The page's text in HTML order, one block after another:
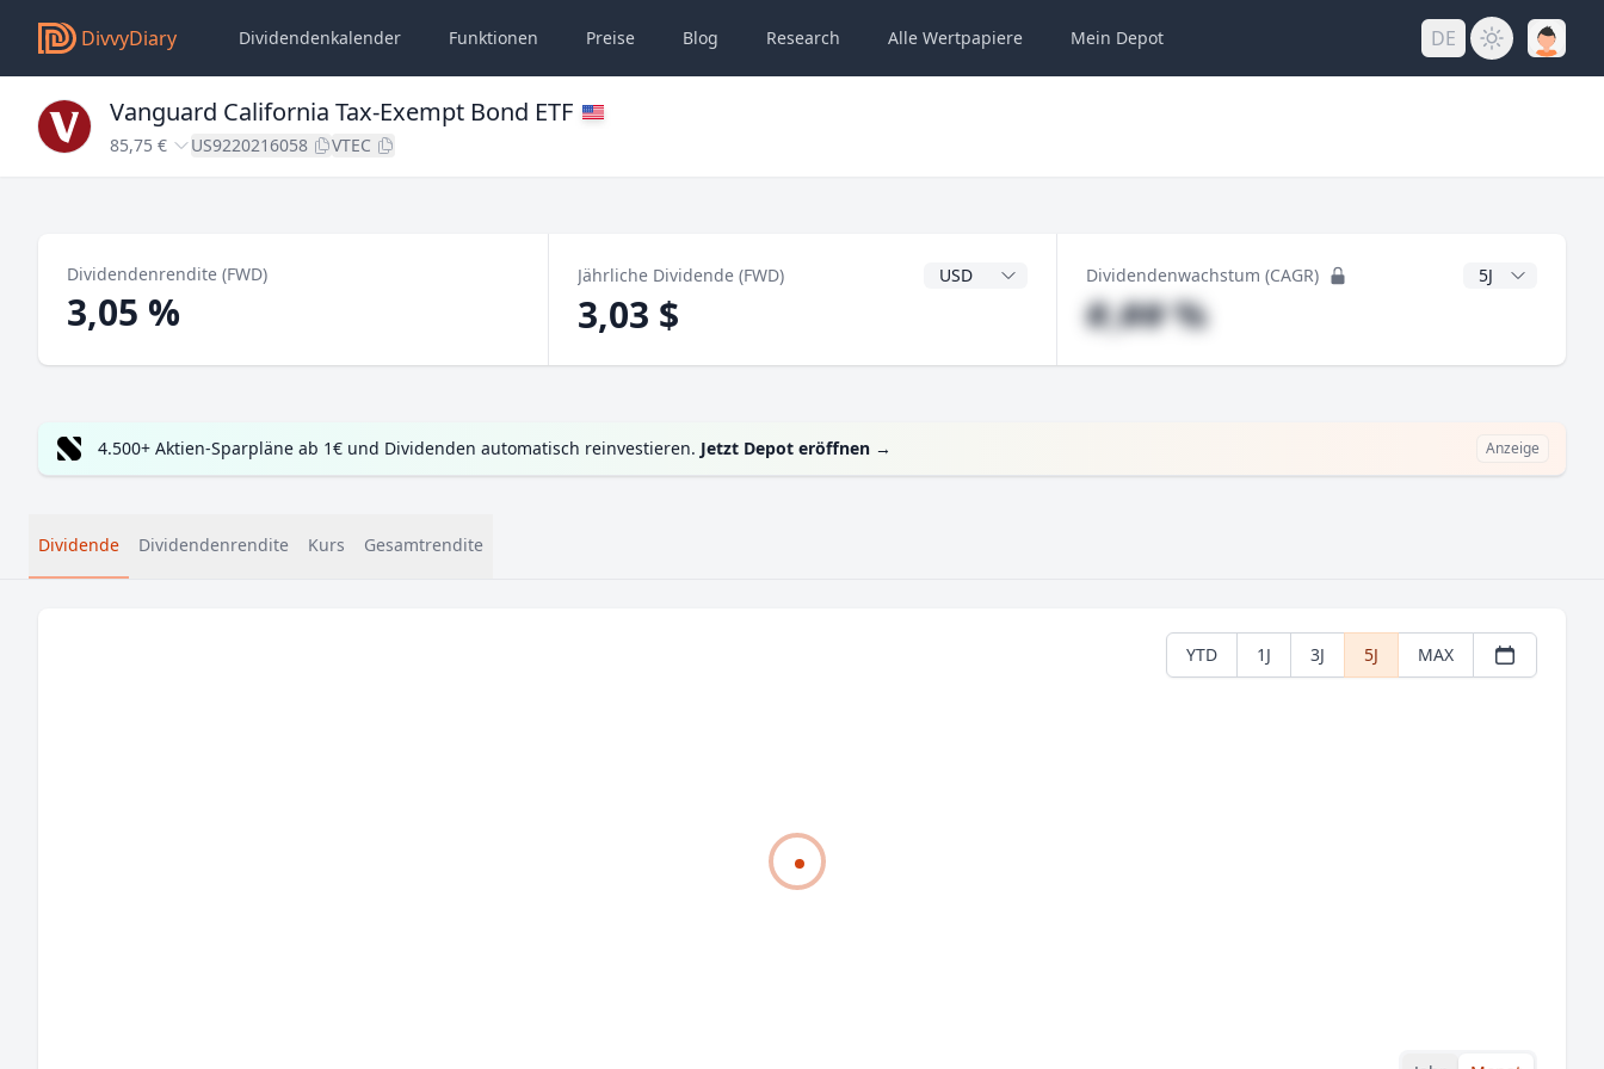
DivvyDiary Dividendenkalender Funktionen Preise Blog Research Alle Wertpapiere Mein Depot DE
Vanguard California Tax-Exempt Bond ETF
85,75 € US9220216058 VTEC
Dividendenrendite (FWD)
3,05 %
Jährliche Dividende (FWD) Dividendenwährung
3,03 $
Dividendenwachstum (CAGR) CAGR Jahre
#,## %
4.500+ Aktien-Sparpläne ab 1€ und Dividenden automatisch reinvestieren. Jetzt Depot eröffnen → Anzeige
Dividende Dividendenrendite Kurs Gesamtrendite
YTD 1J 3J 5J MAX